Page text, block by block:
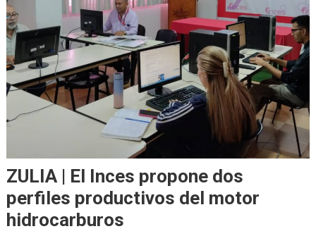
ZULIA | El Inces propone dos
perfiles productivos del motor
hidrocarburos